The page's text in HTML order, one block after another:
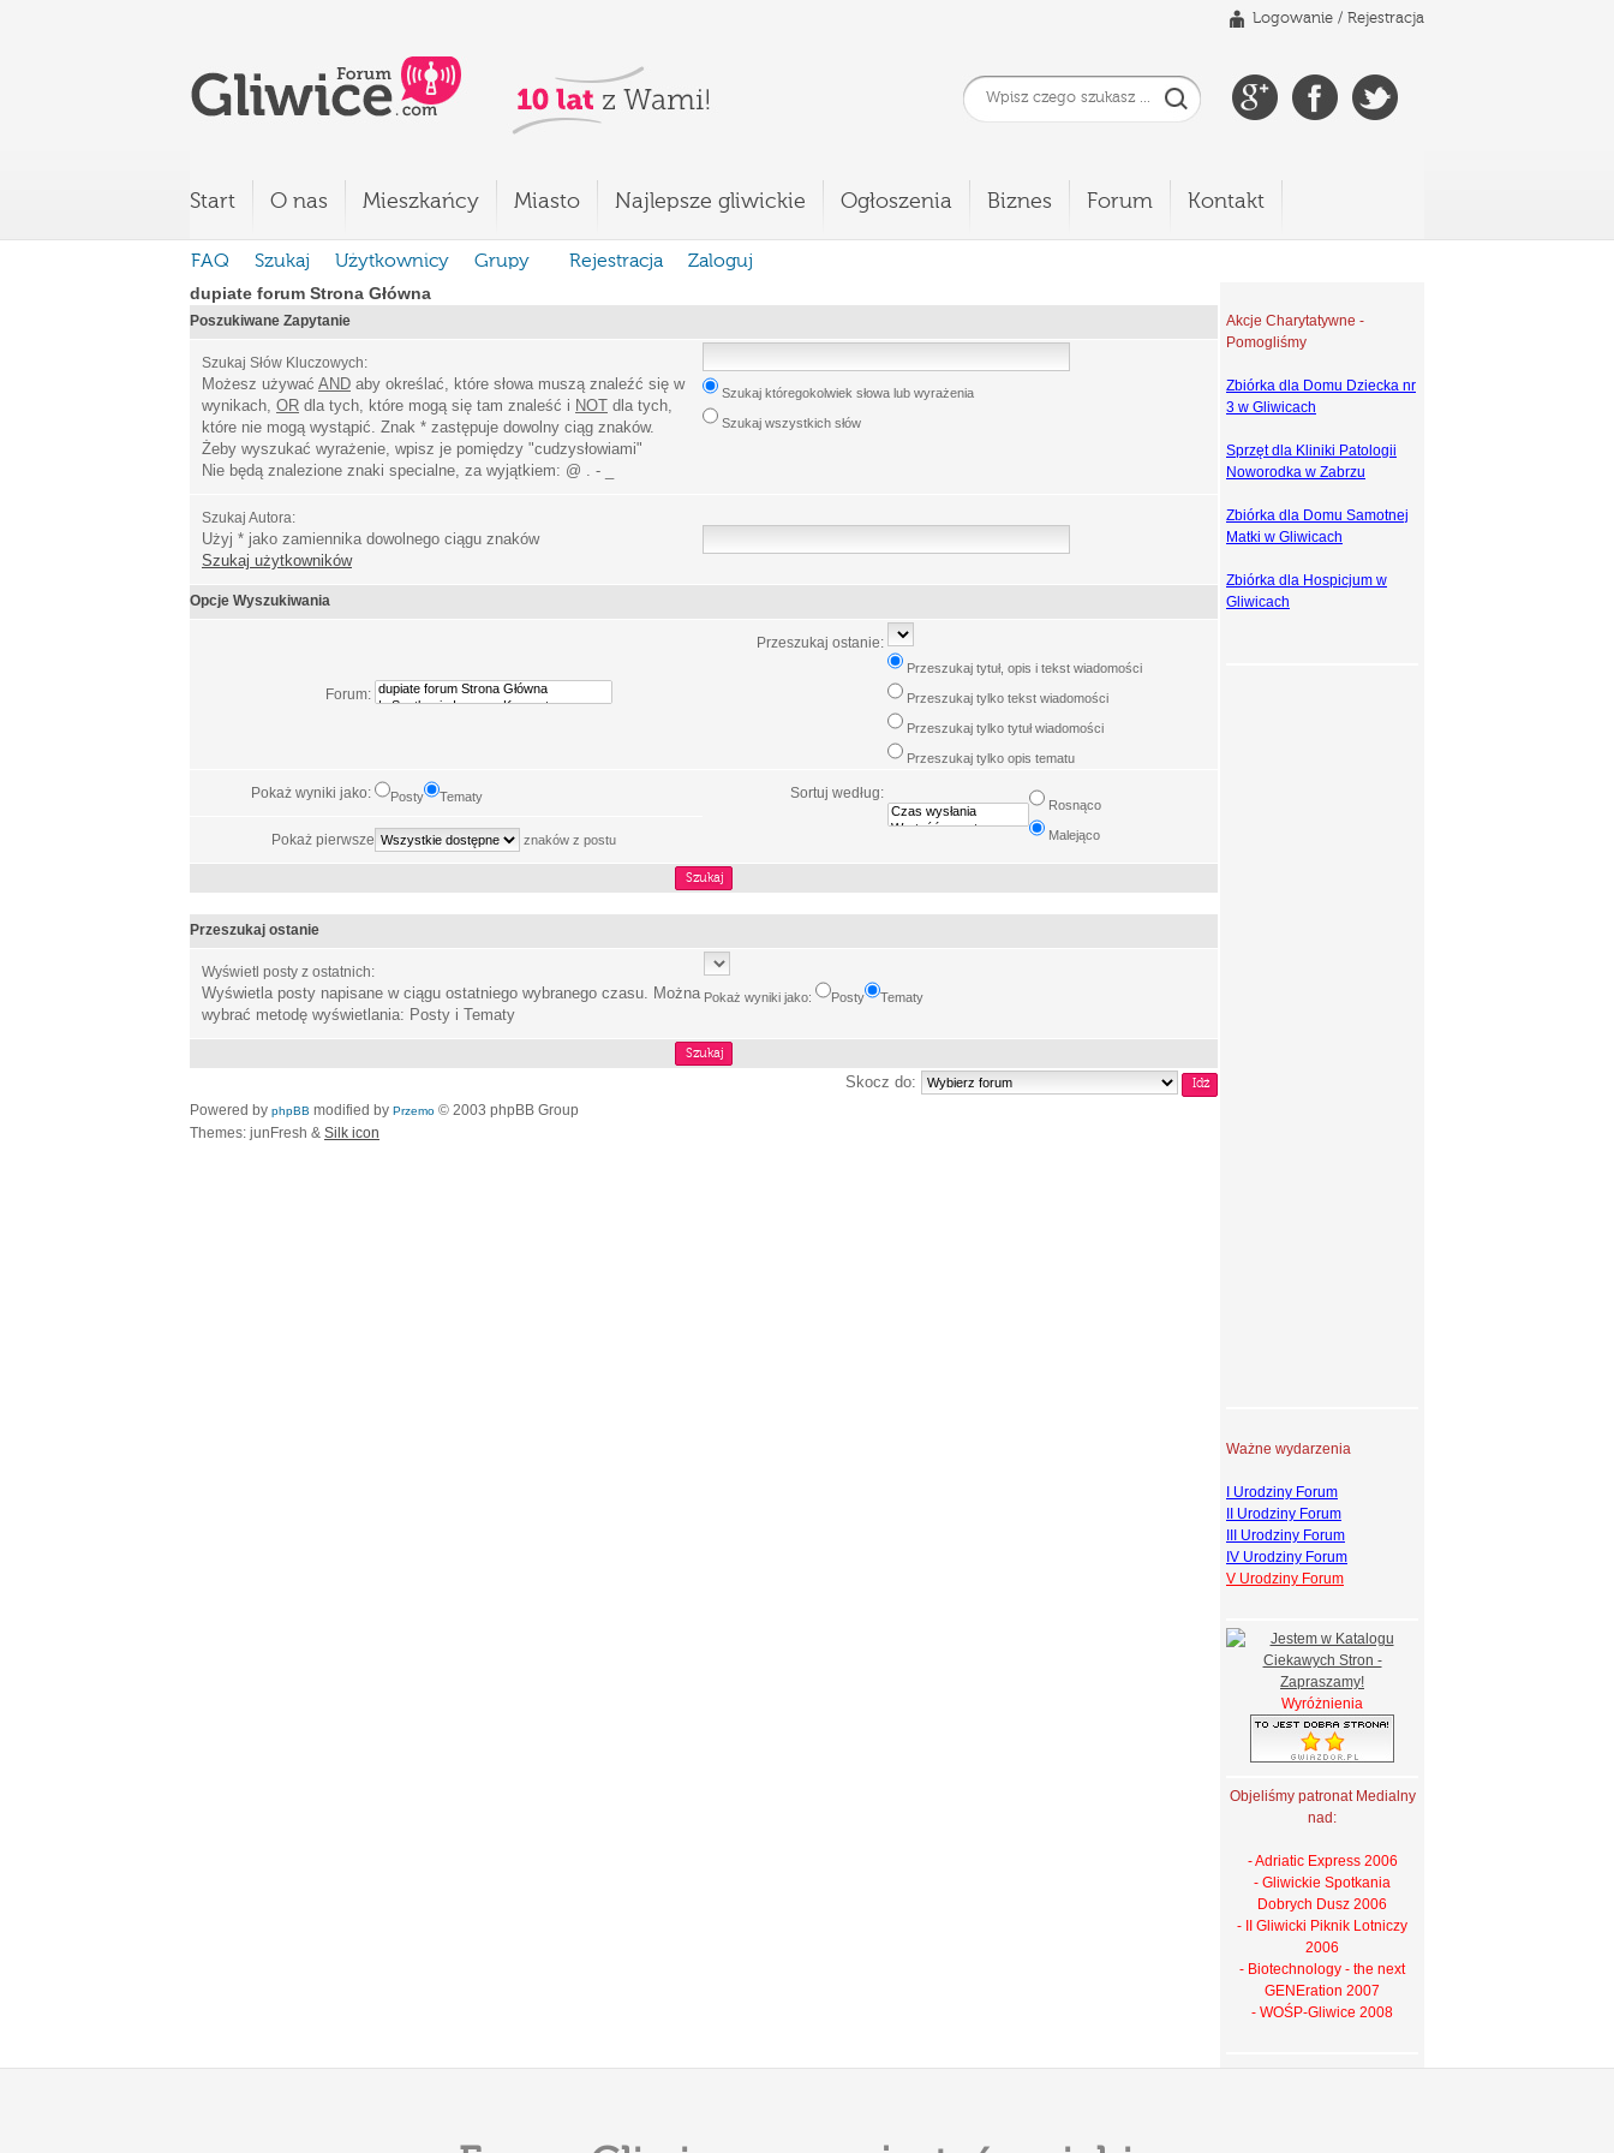
Logowanie / Rejestracja
Start O nas Mieszkańcy Miasto Najlepsze gliwickie Ogłoszenia Biznes Forum Kontakt
FAQ Szukaj Użytkownicy Grupy Rejestracja
Zaloguj
dupiate forum Strona Główna
Poszukiwane Zapytanie
Szukaj Słów Kluczowych:
Możesz używać AND aby określać, które słowa muszą znaleźć się w
wynikach, OR dla tych, które mogą się tam znaleść i NOT dla tych,
które nie mogą wystąpić. Znak * zastępuje dowolny ciąg znaków.
Żeby wyszukać wyrażenie, wpisz je pomiędzy "cudzysłowiami"
Nie będą znalezione znaki specialne, za wyjątkiem: @ . - _
Szukaj któregokolwiek słowa lub wyrażenia
Szukaj wszystkich słów
Szukaj Autora:
Użyj * jako zamiennika dowolnego ciągu znaków
Szukaj użytkowników
Opcje Wyszukiwania
Forum:
Przeszukaj ostanie:
Przeszukaj tytuł, opis i tekst wiadomości
Przeszukaj tylko tekst wiadomości
Przeszukaj tylko tytuł wiadomości
Przeszukaj tylko opis tematu
Pokaż wyniki jako: Posty Tematy Sortuj według:
Rosnąco
Malejąco
Pokaż pierwsze znaków z postu
Przeszukaj ostanie
Wyświetl posty z ostatnich:
Wyświetla posty napisane w ciągu ostatniego wybranego czasu. Można
wybrać metodę wyświetlania: Posty i Tematy
Pokaż wyniki jako: Posty Tematy
Skocz do:
Powered by phpBB modified by Przemo © 2003 phpBB Group
Themes: junFresh & Silk icon
Akcje Charytatywne -
Pomogliśmy
Zbiórka dla Domu Dziecka nr
3 w Gliwicach
Sprzęt dla Kliniki Patologii
Noworodka w Zabrzu
Zbiórka dla Domu Samotnej
Matki w Gliwicach
Zbiórka dla Hospicjum w
Gliwicach
Ważne wydarzenia
I Urodziny Forum
II Urodziny Forum
III Urodziny Forum
IV Urodziny Forum
V Urodziny Forum
Wyróżnienia
Objeliśmy patronat Medialny
nad:
- Adriatic Express 2006
- Gliwickie Spotkania
Dobrych Dusz 2006
- II Gliwicki Piknik Lotniczy
2006
- Biotechnology - the next
GENEration 2007
- WOŚP-Gliwice 2008